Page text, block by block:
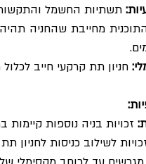
תשתיות החשמל
חניון תת קרקעי חייב
זכויות בניה נוספות